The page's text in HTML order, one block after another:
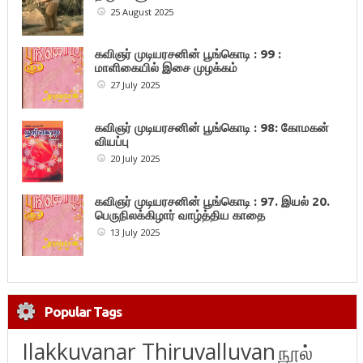
25 August 2025
கவிஞர் முடியரசனின் பூங்கொடி : 99 :
மாளிகையில் இசை முழக்கம்
27 July 2025
கவிஞர் முடியரசனின் பூங்கொடி : 98: கோமகன்
வியப்பு
20 July 2025
கவிஞர் முடியரசனின் பூங்கொடி : 97. இயல் 20.
பெருநிலக்கிழார் வாழ்த்திய காதை
13 July 2025
Popular Tags
Ilakkuvanar Thiruvalluvanநூல்